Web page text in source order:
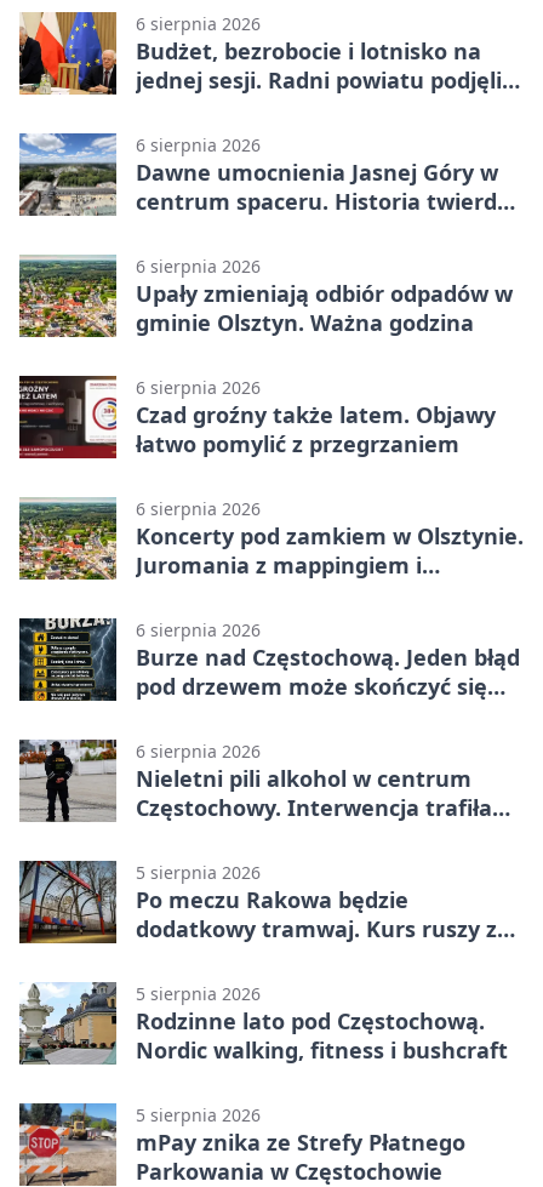
meczu III rundy eliminacji
6 sierpnia 2026
Budżet, bezrobocie i lotnisko na
jednej sesji. Radni powiatu podjęli
6 sierpnia 2026
Dawne umocnienia Jasnej Góry w
centrum spaceru. Historia twierdzy
6 sierpnia 2026
Upały zmieniają odbiór odpadów w
gminie Olsztyn. Ważna godzina
6 sierpnia 2026
Czad groźny także latem. Objawy
łatwo pomylić z przegrzaniem
6 sierpnia 2026
Koncerty pod zamkiem w Olsztynie.
Juromania z mappingiem i
6 sierpnia 2026
Burze nad Częstochową. Jeden błąd
pod drzewem może skończyć się
6 sierpnia 2026
Nieletni pili alkohol w centrum
Częstochowy. Interwencja trafiła
5 sierpnia 2026
Po meczu Rakowa będzie
dodatkowy tramwaj. Kurs ruszy ze
5 sierpnia 2026
Rodzinne lato pod Częstochową.
Nordic walking, fitness i bushcraft
5 sierpnia 2026
mPay znika ze Strefy Płatnego
Parkowania w Częstochowie